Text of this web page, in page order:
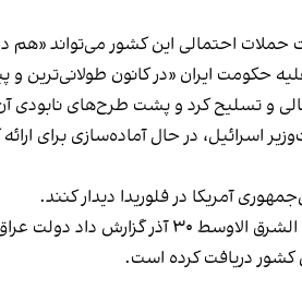
حکومت ایران «در کانون طولانی‌ترین و
و تسلیح کرد و پشت طرح‌های نابودی
آمریکا در فلوریدا دیدار کنند.
دو هشدار جدی درباره
دریافت کرده است.